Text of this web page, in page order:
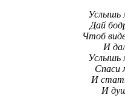
Услышь
Дай
Чтоб
И
Услышь
Спаси
И
И